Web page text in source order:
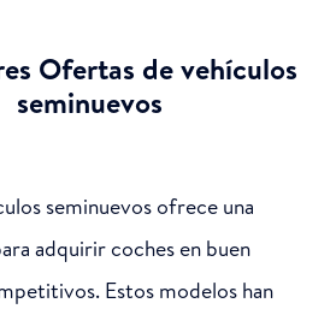
Ofertas de vehículos
seminuevos
seminuevos ofrece una
adquirir coches en buen
Estos modelos han